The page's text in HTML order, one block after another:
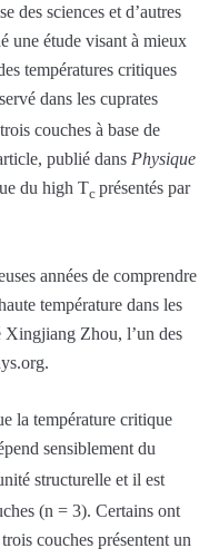
des sciences et d’autres
une étude visant à mieux
températures critiques
dans les cuprates
couches à base de
publié dans Physique
du high Tc présentés par
années de comprendre
température dans les
Xingjiang Zhou, l’un des
la température critique
sensiblement du
structurelle et il est
(n = 3). Certains ont
couches présentent un